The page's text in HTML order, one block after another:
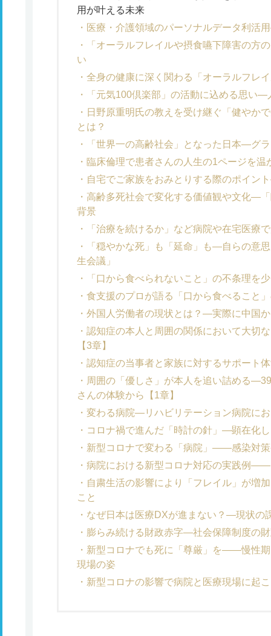
用が叶える未来
医療・介護領域のパーソナルデータ利活
「オーラルフレイルや摂食嚥下障害の方
い
全身の健康に深く関わる「オーラルフレ
「元気100倶楽部」の活動に込める思い
日野原重明氏の教えを受け継ぐ「健やか
とは？
「世界一の高齢社会」となった日本―グ
臨床倫理で患者さんの人生の1ページを
自宅でご家族をおみとりする際のポイン
高齢多死社会で変化する価値観や文化―
背景
「治療を続けるか」など病院や在宅医療
「穏やかな死」も「延命」も―自らの意
生会議」
「口から食べられないこと」の不条理を
食支援のプロが語る「口から食べること
外国人労働者の現状とは？―実際に中国
認知症の本人と周囲の関係において大切
【3章】
認知症の当事者と家族に対するサポート
周囲の「優しさ」が本人を追い詰める
さんの体験から【1章】
変わる病院―リハビリテーション病院に
コロナ禍で進んだ「時計の針」―顕在化
新型コロナで変わる「病院」――感染対
病院における新型コロナ対応の実践例
自粛生活の影響により「フレイル」が増
こと
なぜ日本は医療DXが進まない？―現状の
膨らみ続ける財政赤字―社会保障制度の
新型コロナでも死に「尊厳」を――慢性
現場の姿
新型コロナの影響で病院と医療現場に起